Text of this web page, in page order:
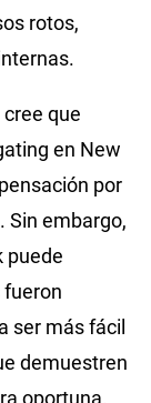
rotos,
que
en New
por
Sin embargo,
puede
ser más fácil
demuestren
oportuna.